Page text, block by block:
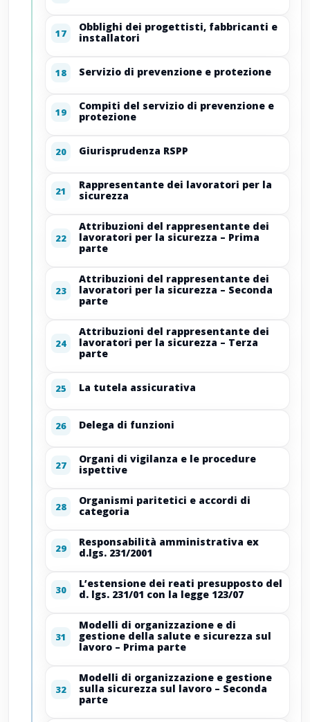
17
Obblighi dei progettisti, fabbricanti e
installatori
18 Servizio di prevenzione e protezione
19
Compiti del servizio di prevenzione e
protezione
20 Giurisprudenza RSPP
21
Rappresentante dei lavoratori per la
sicurezza
22
Attribuzioni del rappresentante dei
lavoratori per la sicurezza – Prima
parte
23
Attribuzioni del rappresentante dei
lavoratori per la sicurezza – Seconda
parte
24
Attribuzioni del rappresentante dei
lavoratori per la sicurezza – Terza
parte
25 La tutela assicurativa
26 Delega di funzioni
27
Organi di vigilanza e le procedure
ispettive
28
Organismi paritetici e accordi di
categoria
29
Responsabilità amministrativa ex
d.lgs. 231/2001
30
L’estensione dei reati presupposto del
d. lgs. 231/01 con la legge 123/07
31
Modelli di organizzazione e di
gestione della salute e sicurezza sul
lavoro – Prima parte
32
Modelli di organizzazione e gestione
sulla sicurezza sul lavoro – Seconda
parte